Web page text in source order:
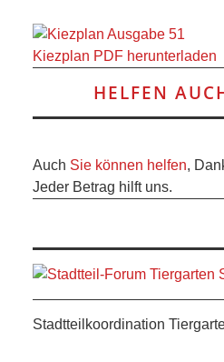
BLICK
NETZWERK
KONTAKT
Kiezplan PDF herunterladen
HELFEN
Auch Sie können helfen,
Jeder Betrag hilft uns.
Stadtteilkoordination